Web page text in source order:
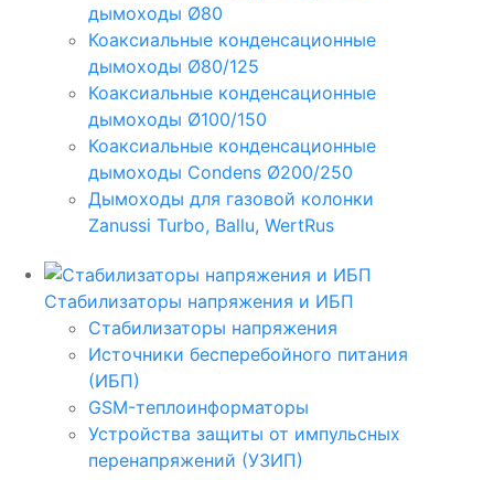
дымоходы Ø80
Коаксиальные конденсационные
дымоходы Ø80/125
Коаксиальные конденсационные
дымоходы Ø100/150
Коаксиальные конденсационные
дымоходы Condens Ø200/250
Дымоходы для газовой колонки
Zanussi Turbo, Ballu, WertRus
Стабилизаторы напряжения и ИБП
Стабилизаторы напряжения
Источники бесперебойного питания
(ИБП)
GSM-теплоинформаторы
Устройства защиты от импульсных
перенапряжений (УЗИП)